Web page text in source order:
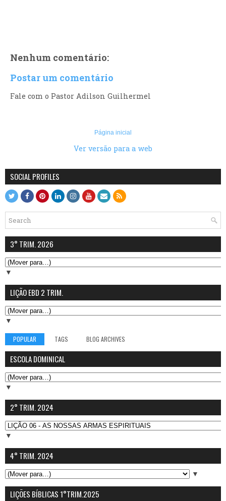
Nenhum comentário:
Postar um comentário
Fale com o Pastor Adilson Guilhermel
Página inicial
Ver versão para a web
SOCIAL PROFILES
3° TRIM. 2026
▼
LIÇÃO EBD 2 TRIM.
▼
POPULAR TAGS BLOG ARCHIVES
ESCOLA DOMINICAL
▼
2° TRIM. 2024
▼
4° TRIM. 2024
▼
LIÇÕES BÍBLICAS 1°TRIM.2025